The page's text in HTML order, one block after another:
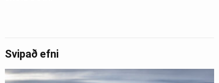
Svipað efni